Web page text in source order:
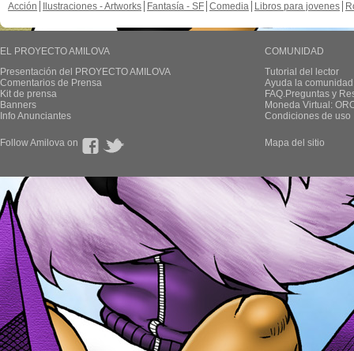
Acción
Ilustraciones - Artworks Fantasía - SF Comedia Libros para jovenes
EL PROYECTO AMILOVA
Presentación del PROYECTO AMILOVA
Comentarios de Prensa
Kit de prensa
Banners
Info Anunciantes
COMUNIDAD
Tutorial del lector
Ayuda la
FAQ.Preguntas y
Moneda Virtual:
Condiciones de uso
Follow Amilova on Mapa del sitio